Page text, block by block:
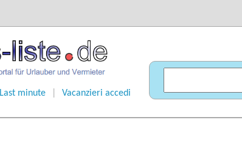
Last minute Vacanzieri accedi